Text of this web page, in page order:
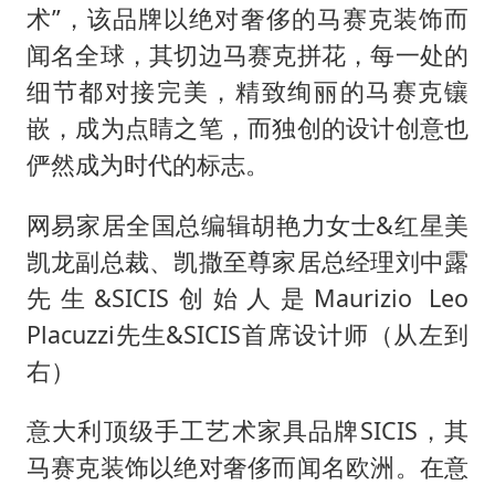
术”，该品牌以绝对奢侈的马赛克装饰而
闻名全球，其切边马赛克拼花，每一处的
细节都对接完美，精致绚丽的马赛克镶
嵌，成为点睛之笔，而独创的设计创意也
俨然成为时代的标志。
网易家居全国总编辑胡艳力女士&红星美
凯龙副总裁、凯撒至尊家居总经理刘中露
先生&SICIS创始人是Maurizio Leo
Placuzzi先生&SICIS首席设计师（从左到
右）
意大利顶级手工艺术家具品牌SICIS，其
马赛克装饰以绝对奢侈而闻名欧洲。在意